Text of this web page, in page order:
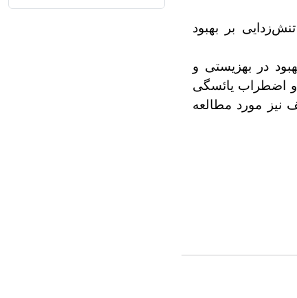
بر بهبود
در بهزیستی و
و اضطراب یائسگی
نیز مورد مطالعه